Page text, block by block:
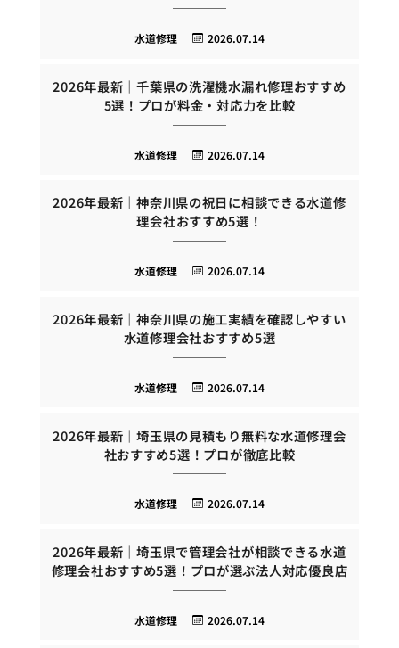
2026.07.14
水道修理
2026年最新｜千葉県の洗濯機水漏れ修理おすすめ
5選！プロが料金・対応力を比較
2026.07.14
水道修理
2026年最新｜神奈川県の祝日に相談できる水道修
理会社おすすめ5選！
2026.07.14
水道修理
2026年最新｜神奈川県の施工実績を確認しやすい
水道修理会社おすすめ5選
2026.07.14
水道修理
2026年最新｜埼玉県の見積もり無料な水道修理会
社おすすめ5選！プロが徹底比較
2026.07.14
水道修理
2026年最新｜埼玉県で管理会社が相談できる水道
修理会社おすすめ5選！プロが選ぶ法人対応優良店
2026.07.14
水道修理